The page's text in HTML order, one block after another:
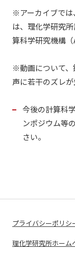
※アーカイブでは
は、理化学研究
算科学研究機構（
※動画について、
声に若干のズレ
今後の計算科
ンポジウム等
さい。
プライバシーポリシ
理化学研究所ホーム